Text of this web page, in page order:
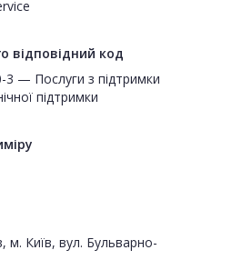
відповідний код
— Послуги з підтримки
підтримки
м. Київ, вул. Бульварно-